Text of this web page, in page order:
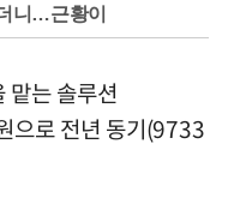
니…근황이
맡는 솔루션
로 전년 동기(9733